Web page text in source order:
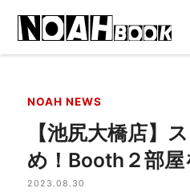
NOAH NEWS
【池尻大橋店】
め！Booth２部屋
2023.08.30